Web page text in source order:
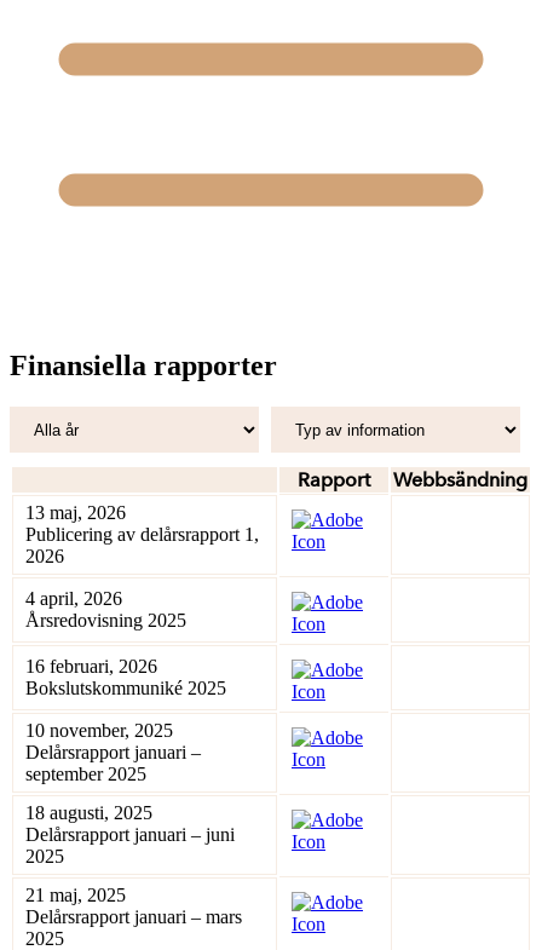
Finansiella rapporter
Rapport Webbsändning
13 maj, 2026
Publicering av delårsrapport 1,
2026
4 april, 2026
Årsredovisning 2025
16 februari, 2026
Bokslutskommuniké 2025
10 november, 2025
Delårsrapport januari –
september 2025
18 augusti, 2025
Delårsrapport januari – juni
2025
21 maj, 2025
Delårsrapport januari – mars
2025